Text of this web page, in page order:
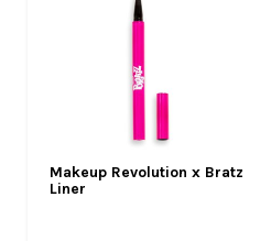
Makeup Revolution x Bratz
Liner